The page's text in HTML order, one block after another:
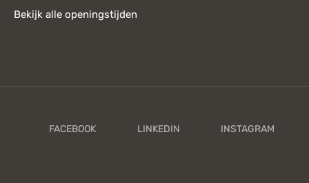
Bekijk alle openingstijden